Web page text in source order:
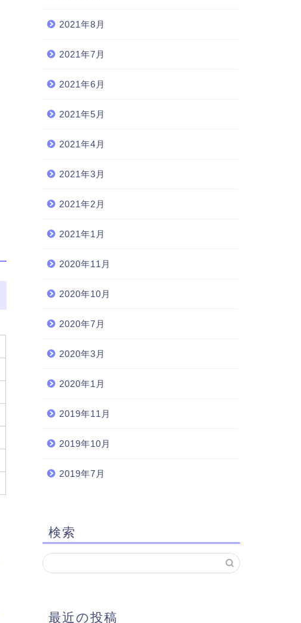
2021年8月
2021年7月
2021年6月
2021年5月
2021年4月
2021年3月
2021年2月
2021年1月
2020年11月
2020年10月
2020年7月
2020年3月
2020年1月
2019年11月
2019年10月
2019年7月
検索
最近の投稿